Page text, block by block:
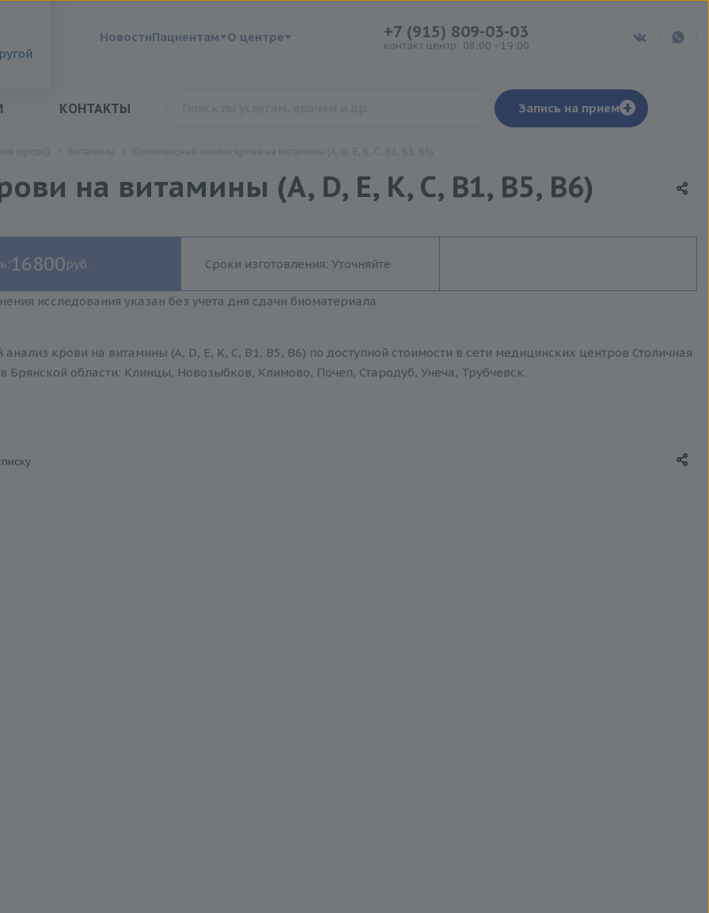
НовостиПациентам О центре +7 (915) 809-03-03
контакт центр: 08:00 - 19:00
КОНТАКТЫ Запись на прием +
на витамины (A, D, E, K, C, B1, B5, B6)
16800руб. Сроки изготовления: Уточняйте
исследования указан без учета дня сдачи биоматериала
крови на витамины (A, D, E, K, C, B1, B5, B6) по доступной стоимости в сети медицинских центров Столичная
Брянской области: Клинцы, Новозыбков, Климово, Почеп, Стародуб, Унеча, Трубчевск.